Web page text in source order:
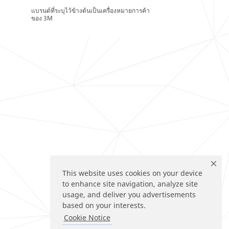
This website uses cookies on your device
to enhance site navigation, analyze site
usage, and deliver you advertisements
based on your interests.
Cookie Notice
แบรนด์ที่ระบุไว้ข้างต้นเป็นเครื่องหมายการค้า
ของ 3M